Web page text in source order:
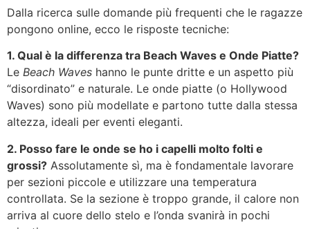
Dalla ricerca sulle domande più frequenti che le ragazze
pongono online, ecco le risposte tecniche:
1. Qual è la differenza tra Beach Waves e Onde Piatte?
Le Beach Waves hanno le punte dritte e un aspetto più
“disordinato” e naturale. Le onde piatte (o Hollywood
Waves) sono più modellate e partono tutte dalla stessa
altezza, ideali per eventi eleganti.
2. Posso fare le onde se ho i capelli molto folti e
grossi? Assolutamente sì, ma è fondamentale lavorare
per sezioni piccole e utilizzare una temperatura
controllata. Se la sezione è troppo grande, il calore non
arriva al cuore dello stelo e l’onda svanirà in pochi